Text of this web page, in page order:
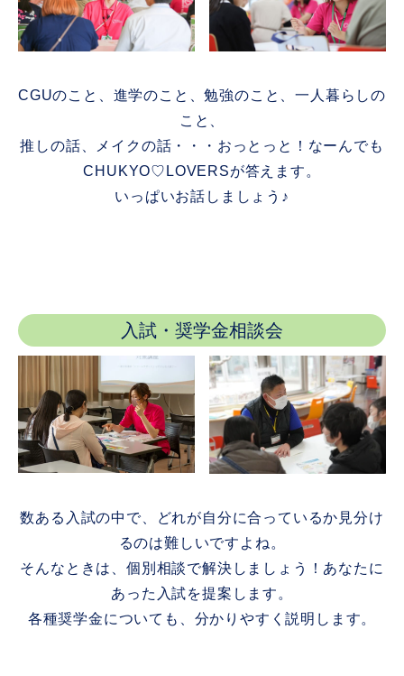
CGUのこと、進学のこと、勉強のこと、一人暮らしの
こと、
推しの話、メイクの話・・・おっとっと！なーんでも
CHUKYO♡LOVERSが答えます。
いっぱいお話しましょう♪
入試・奨学金相談会
数ある入試の中で、どれが自分に合っているか見分け
るのは難しいですよね。
そんなときは、個別相談で解決しましょう！あなたに
あった入試を提案します。
各種奨学金についても、分かりやすく説明します。